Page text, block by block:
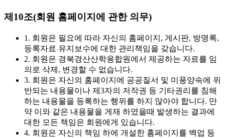
제10조(회원 홈페이지에 관한 의무)
1. 회원은 필요에 따라 자신의 홈페이지, 게시판, 방명록,
등록자료 유지보수에 대한 관리책임을 갖습니다.
2. 회원은 경북경산산학융합원에서 제공하는 자료를 임
의로 삭제, 변경할 수 없습니다.
3. 회원은 자신의 홈페이지에 공공질서 및 미풍양속에 위
반되는 내용물이나 제3자의 저작권 등 기타권리를 침해
하는 내용물을 등록하는 행위를 하지 않아야 합니다. 만
약 이와 같은 내용물을 게재 하였을때 발생하는 결과에
대한 모든 책임은 회원에게 있습니다.
4. 회원은 자신의 책임 하에 개설한 홈페이지를 백업 등